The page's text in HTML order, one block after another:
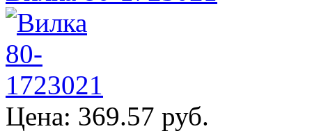
Цена: 369.57 руб.